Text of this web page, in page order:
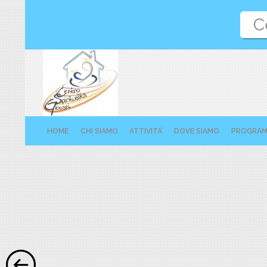
HOME CHI SIAMO ATTIVITA’ DOVE SIAMO